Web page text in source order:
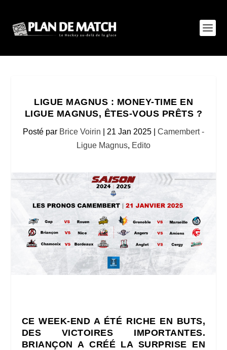
LIGUE MAGNUS : MONEY-TIME EN
LIGUE MAGNUS, ÊTES-VOUS PRÊTS ?
Posté par Brice Voirin 21 Jan 2025
Camembert -
Ligue Magnus, Edito
CE WEEK-END A ÉTÉ RICHE EN BUTS,
DES VICTOIRES IMPORTANTES.
BRIANÇON A CRÉÉ LA SURPRISE EN